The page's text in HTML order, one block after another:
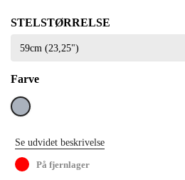
STELSTØRRELSE
Farve
Grå
Se udvidet beskrivelse
På fjernlager